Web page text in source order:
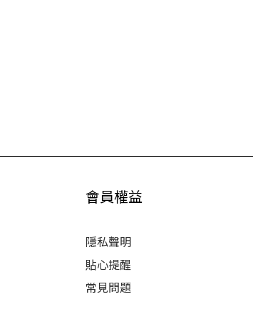
會員權益
隱私聲明
貼心提醒
常見問題